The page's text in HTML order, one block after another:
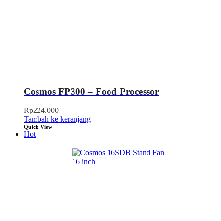
Cosmos FP300 – Food Processor
Rp224.000
Tambah ke keranjang
Quick View
Hot